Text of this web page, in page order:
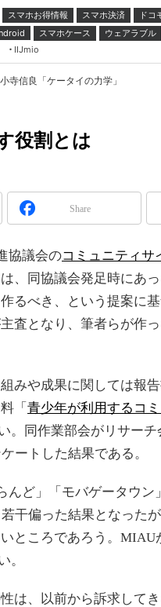
スマホお得情報 スマホ決済 ドコ
スマホケース ウェアラブル
IIJmio
寺信良「ケータイの力学」
役割とは
Share
協議会のコミュニティサ
、同協議会発足時にあ
るべき、という提案に
査となり、筆者らが作
みや成果に関しては報
「 青少年が利用するコ
。同作業部会がリサー
ートした結果である。
んど」「モバゲータウン
干偏った結果となった
ところであろう。MIAU
。
は、以前から訴求して